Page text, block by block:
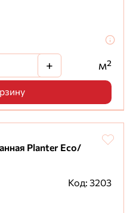
+ м²
Planter Eco/
Код: 3203